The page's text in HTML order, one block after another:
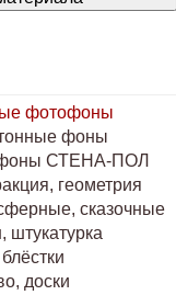
фотофоны
фоны
СТЕНА-ПОЛ
геометрия
сказочные
штукатурка
доски